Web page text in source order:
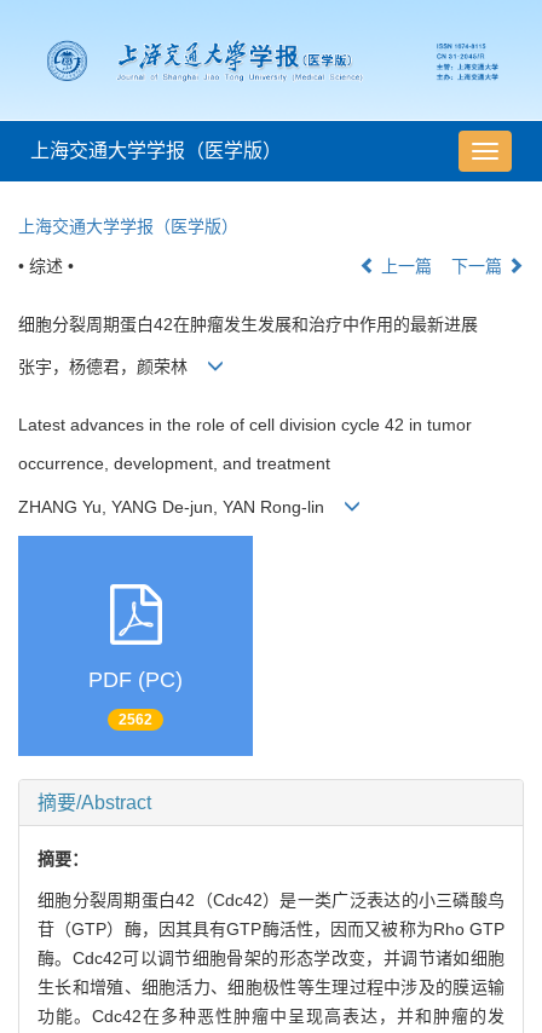
导
航
上海交通大学学报（医学版）
上海交通大学学报（医学版）
• 综述 • 上一篇 下一篇
细胞分裂周期蛋白42在肿瘤发生发展和治疗中作用的最新进展
张宇，杨德君，颜荣林
Latest advances in the role of cell division cycle 42 in tumor
occurrence, development, and treatment
ZHANG Yu, YANG De-jun, YAN Rong-lin
PDF (PC)
2562
摘要/Abstract
摘要：
细胞分裂周期蛋白42（Cdc42）是一类广泛表达的小三磷酸鸟
苷（GTP）酶，因其具有GTP酶活性，因而又被称为Rho GTP
酶。Cdc42可以调节细胞骨架的形态学改变，并调节诸如细胞
生长和增殖、细胞活力、细胞极性等生理过程中涉及的膜运输
功能。Cdc42在多种恶性肿瘤中呈现高表达，并和肿瘤的发